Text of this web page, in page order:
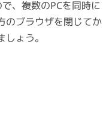
、複数のPCを同時に
のブラウザを閉じてか
しょう。